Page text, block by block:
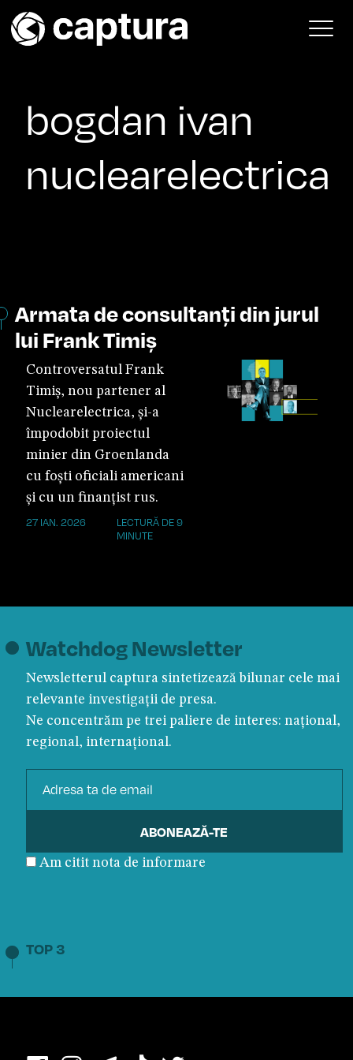
Skip to content
Main Navigation
bogdan ivan
nuclearelectrica
Armata de consultanți din jurul
lui Frank Timiș
Controversatul Frank
Timiș, nou partener al
Nuclearelectrica, și-a
împodobit proiectul
minier din Groenlanda
cu foști oficiali americani
și cu un finanțist rus.
27 IAN. 2026
LECTURĂ DE 9
MINUTE
Watchdog Newsletter
Newsletterul captura sintetizează bilunar cele mai
relevante investigații de presa.
Ne concentrăm pe trei paliere de interes: național,
regional, internațional.
Am citit nota de informare
TOP 3